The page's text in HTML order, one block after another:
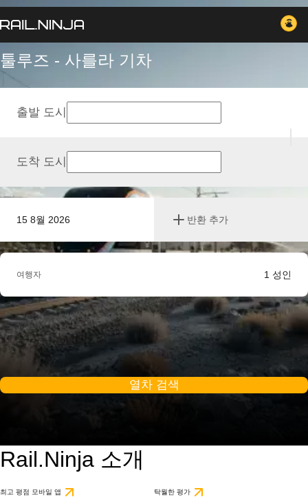
툴루즈 - 사를라 기차
15 8월 2026 반환 추가
출발 도시
도착 도시
여행자 1 성인
열차 검색
Rail.Ninja 소개
최고 평점 모바일 앱 탁월한 평가